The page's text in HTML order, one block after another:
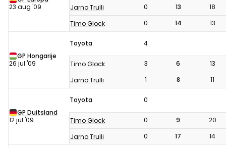
23 aug '09
Jarno Trulli 0 13
18
Timo Glock
0 14 13
GP Hongarije
26 jul '09
Toyota 4
Timo Glock 3 6
13
Jarno Trulli
1 8 11
GP Duitsland
12 jul '09
Toyota 0
Timo Glock 0 9
20
Jarno Trulli
0 17 14